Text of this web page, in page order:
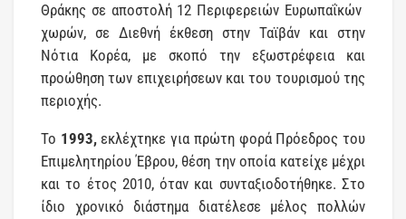
Θράκης σε αποστολή 12 Περιφερειών Ευρωπαΐκών
χωρών, σε Διεθνή έκθεση στην Ταϊβάν και στην
Νότια Κορέα, με σκοπό την εξωστρέφεια και
προώθηση των επιχειρήσεων και του τουρισμού της
περιοχής.
Το 1993,εκλέχτηκε για πρώτη φορά Πρόεδρος του
Επιμελητηρίου Έβρου, θέση την οποία κατείχε μέχρι
και το έτος 2010, όταν και συνταξιοδοτήθηκε. Στο
ίδιο χρονικό διάστημα διατέλεσε μέλος πολλών